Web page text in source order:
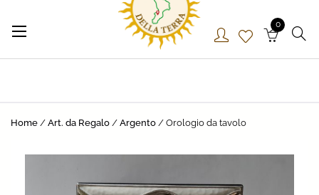
Gli Ori della Terra
Gli Ori della Terra
0
Home / Art. da Regalo / Argento / Orologio da tavolo